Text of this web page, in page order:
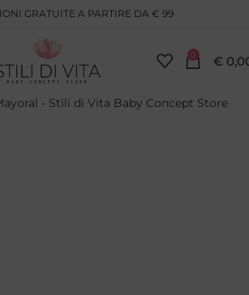
GRATUITE A PARTIRE DA € 99
0 €